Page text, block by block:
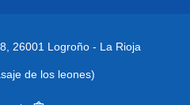
26001 Logroño - La Rioja
de los leones)